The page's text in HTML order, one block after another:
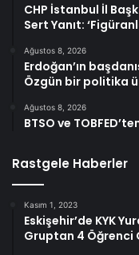
CHP İstanbul İl
Sert Yanıt:
Ağustos 8, 2026
Erdoğan’ın
Özgün bir politika
Ağustos 8, 2026
BTSO ve
Rastgele Haberler
Kasım 1, 2023
Eskişehir’de KYK
Gruptan 4 Öğrenci